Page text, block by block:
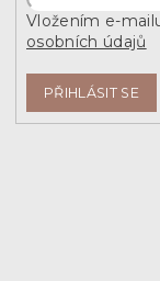
Vložením e-
osobních údajů
PŘIHLÁSIT SE